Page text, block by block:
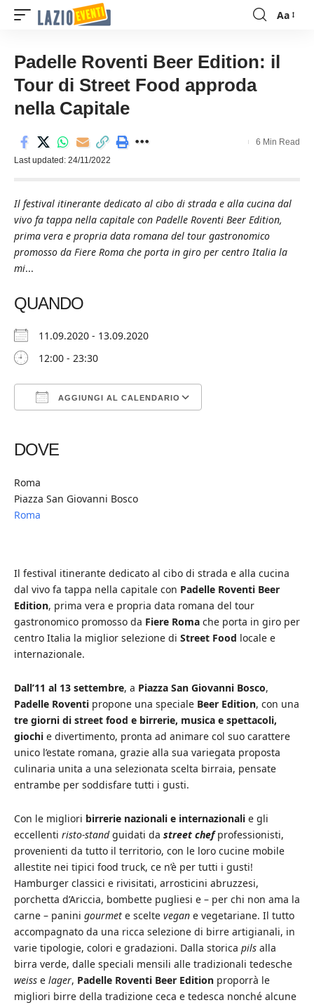
Font
Aa
Padelle Roventi Beer Edition: il
Tour di Street Food approda
nella Capitale
Last updated: 24/11/2022
6 Min Read
Il festival itinerante dedicato al cibo di strada e alla cucina dal
vivo fa tappa nella capitale con Padelle Roventi Beer Edition,
prima vera e propria data romana del tour gastronomico
promosso da Fiere Roma che porta in giro per centro Italia la
mi...
QUANDO
11.09.2020 - 13.09.2020
12:00 - 23:30
AGGIUNGI AL CALENDARIO
DOVE
Roma
Piazza San Giovanni Bosco
Roma
Il festival itinerante dedicato al cibo di strada e alla cucina
dal vivo fa tappa nella capitale con Padelle Roventi Beer
Edition, prima vera e propria data romana del tour
gastronomico promosso da Fiere Roma che porta in giro per
centro Italia la miglior selezione di Street Food locale e
internazionale.
Dall’11 al 13 settembre, a Piazza San Giovanni Bosco,
Padelle Roventi propone una speciale Beer Edition, con una
tre giorni di street food e birrerie, musica e spettacoli,
giochi e divertimento, pronta ad animare col suo carattere
unico l’estate romana, grazie alla sua variegata proposta
culinaria unita a una selezionata scelta birraia, pensate
entrambe per soddisfare tutti i gusti.
Con le migliori birrerie nazionali e internazionali e gli
eccellenti risto-standguidati da street chefprofessionisti,
provenienti da tutto il territorio, con le loro cucine mobile
allestite nei tipici food truck, ce n’è per tutti i gusti!
Hamburger classici e rivisitati, arrosticini abruzzesi,
porchetta d’Ariccia, bombette pugliesi e – per chi non ama la
carne – panini gourmet e scelte vegan e vegetariane. Il tutto
accompagnato da una ricca selezione di birre artigianali, in
varie tipologie, colori e gradazioni. Dalla storica pils alla
birra verde, dalle speciali mensili alle tradizionali tedesche
weiss e lager, Padelle Roventi Beer Edition proporrà le
migliori birre della tradizione ceca e tedesca nonché alcune